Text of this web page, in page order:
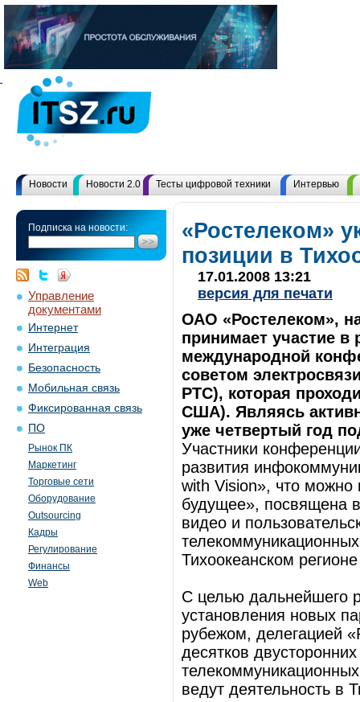
Новости Новости 2.0 Тесты цифровой техники Интервью
Подписка на новости:
Управление
документами
Интернет
Интеграция
Безопасность
Мобильная связь
Фиксированная связь
ПО
Рынок ПК
Маркетинг
Торговые сети
Оборудование
Outsourcing
Кадры
Регулирование
Финансы
Web
«Ростелеком»
позиции в
17.01.2008 13:21
версия для печати
ОАО «Ростелеком»,
принимает участие в
международной
советом
PTC), которая
США). Являясь
уже четвертый год
Участники
развития
with Vision», что можно
будущее», посвящена
видео и
Тихоокеанском
С целью дальнейшего
установления новых
рубежом, делегацией
десятков
ведут деятельность в